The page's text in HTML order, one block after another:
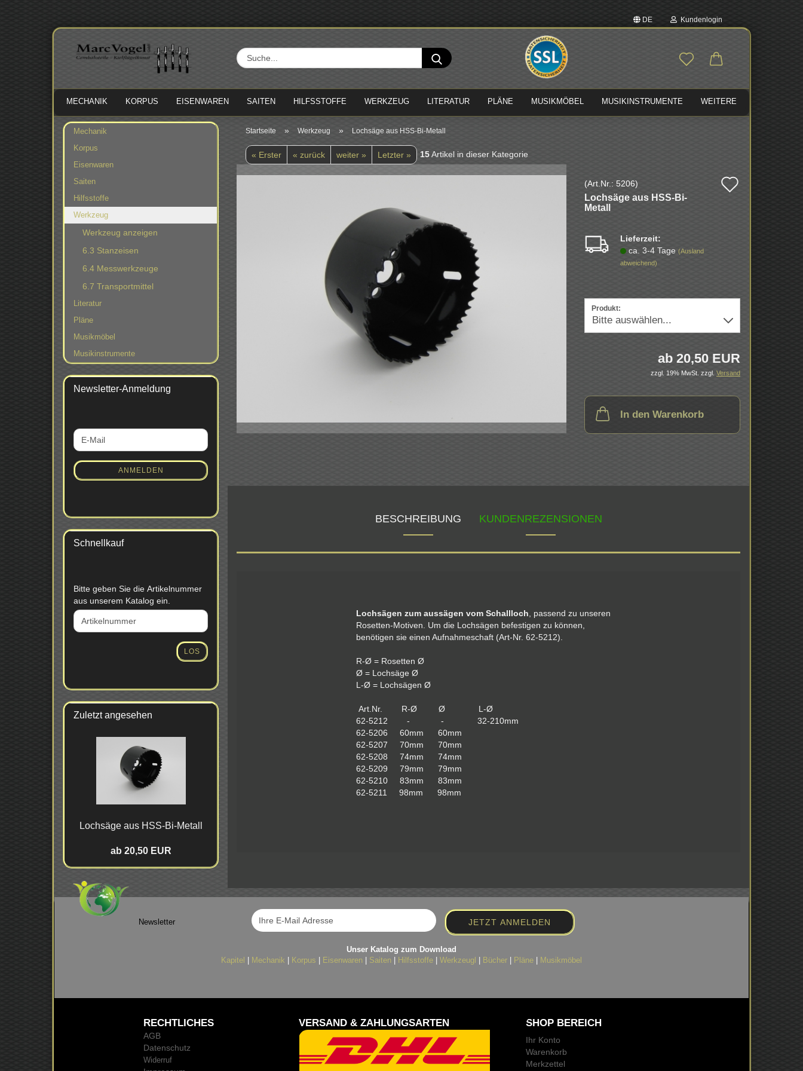
DE
Sprache auswählen
Lieferland
Kundenlogin
Passwort
Konto erstellen
Passwort vergessen?
Suche...
MECHANIK KORPUS EISENWAREN SAITEN HILFSSTOFFE WERKZEUG LITERATUR PLÄNE MUSIKMÖBEL MUSIKINSTRUMENTE WEITERE
Startseite » Werkzeug » Lochsäge aus HSS-Bi-Metall
« Erster « zurück weiter » Letzter » 15Artikel in dieser Kategorie
(Art.Nr.: 5206)
Loch­sä­ge aus HSS-​Bi-
Metall
Lieferzeit:
ca. 3-4 Tage (Ausland
abweichend)
Produkt:
ab 20,50 EUR
zzgl. 19% MwSt. zzgl. Versand
In den Warenkorb
BESCHREIBUNG KUNDENREZENSIONEN
Lochsägen zum aussägen vom Schallloch , passend zu unseren
Rosetten-Motiven. Um die Lochsägen befestigen zu können,
benötigen sie einen Aufnahmeschaft (Art-Nr. 62-5212).
R-Ø = Rosetten Ø
Ø = Lochsäge Ø
L-Ø = Lochsägen Ø
Art.Nr. R-Ø Ø L-Ø
62-5212 - - 32-210mm
62-5206 60mm 60mm
62-5207 70mm 70mm
62-5208 74mm 74mm
62-5209 79mm 79mm
62-5210 83mm 83mm
62-5211 98mm 98mm
Mechanik
Korpus
Eisenwaren
Saiten
Hilfsstoffe
Werkzeug
Werkzeug anzeigen
6.3 Stanzeisen
6.4 Messwerkzeuge
6.7 Transportmittel
Literatur
Pläne
Musikmöbel
Musikinstrumente
Newsletter-Anmeldung
WEITER
ZUR
ANMELDUNG
E-
Mail
ANMELDEN
Schnellkauf
BITTE
GEBEN
SIE
DIE
Bitte geben Sie die Artikelnummer
aus unserem Katalog ein.
LOS
Zuletzt angesehen
Loch­sä­ge aus HSS-​Bi-Metall
ab 20,50 EUR
Newsletter
Unser Katalog zum Download
Kapitel
Mechanik Korpus Eisenwaren Saiten Hilfsstoffe Werkzeugl Bücher Pläne Musikmöbel
RECHTLICHES
AGB
Datenschutz
Widerruf
VERSAND & ZAHLUNGSARTEN SHOP BEREICH
Ihr Konto
Warenkorb
Merkzettel